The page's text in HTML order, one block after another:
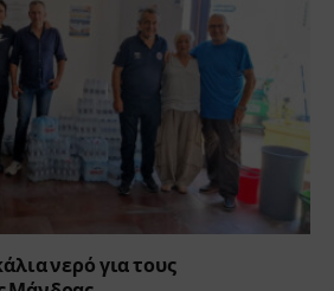
νερό για τους